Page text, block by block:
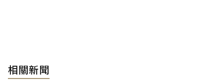
相關新聞